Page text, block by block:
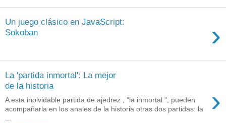
Un juego clásico en JavaScript:
Sokoban
›
La 'partida inmortal': La mejor
de la historia
›
A esta inolvidable partida de ajedrez , "la inmortal ", pueden
acompañarla en los anales de la historia otras dos partidas: la
...